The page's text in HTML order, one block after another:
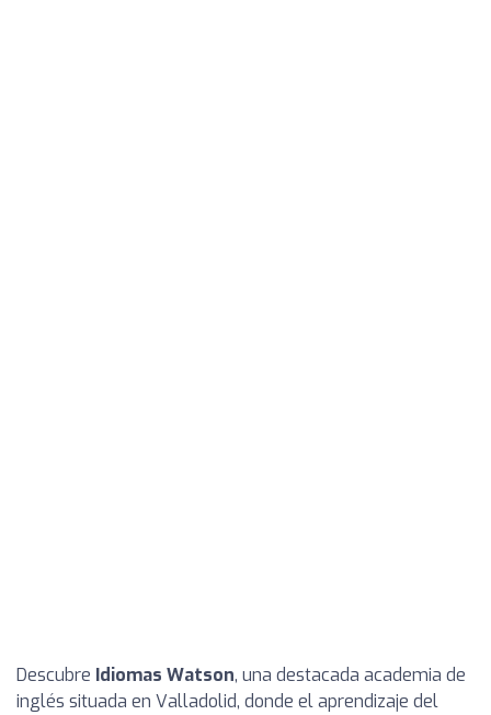
Descubre Idiomas Watson, una destacada academia de
inglés situada en Valladolid, donde el aprendizaje del